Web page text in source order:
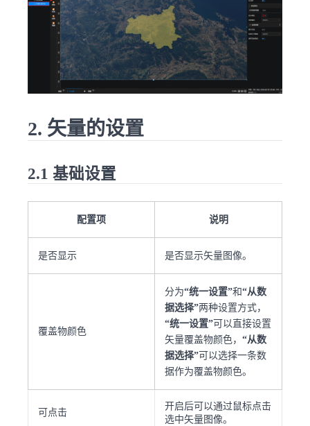
2. 矢量的设置
2.1 基础设置
配置项 说明
是否显示 是否显示矢量图像。
覆盖物颜色
分为“统一设置”和“从数
据选择”两种设置方式，
“统一设置”可以直接设置
矢量覆盖物颜色， “从数
据选择”可以选择一条数
据作为覆盖物颜色。
可点击
开启后可以通过鼠标点击
选中矢量图像。